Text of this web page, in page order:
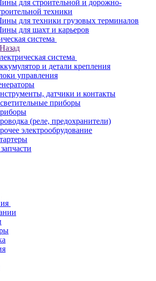
для строительной и дорожно-
техники
для техники грузовых терминалов
для шахт и карьеров
система
Назад
система
и детали крепления
управления
датчики и контакты
приборы
(реле, предохранители)
электрообрудование